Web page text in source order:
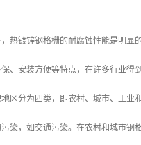
热镀锌钢格栅的耐腐蚀性能是明显
、安装方便等特点，在许多行业得
区分为四类，即农村、城市、工业
染，如交通污染。在农村和城市钢